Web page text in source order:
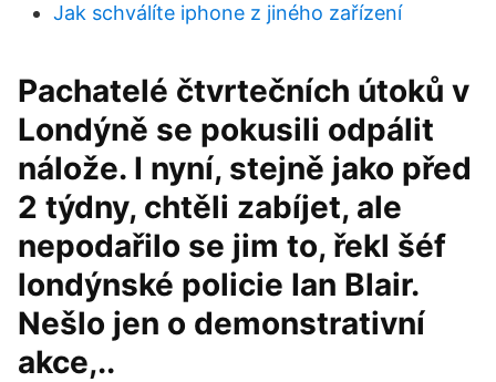
Jak schválíte iphone z jiného zařízení
Pachatelé čtvrtečních útoků v
Londýně se pokusili odpálit
nálože. I nyní, stejně jako před
2 týdny, chtěli zabíjet, ale
nepodařilo se jim to, řekl šéf
londýnské policie Ian Blair.
Nešlo jen o demonstrativní
akce,..